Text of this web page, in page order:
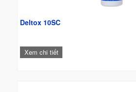
Deltox 10SC
Xem chi tiết